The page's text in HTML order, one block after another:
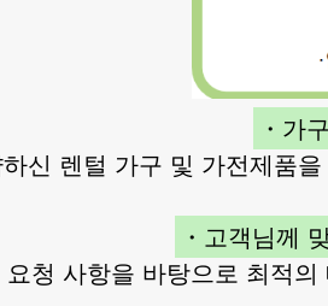
・가
신 렌털 가구 및 가전제품
・고객님께
요청 사항을 바탕으로 최적